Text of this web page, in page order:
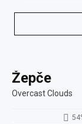
Žepče
Overcast Clouds